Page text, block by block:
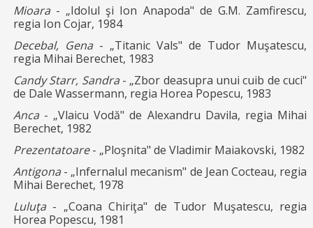
Mioara - „Idolul şi Ion Anapoda" de G.M. Zamfirescu,
regia Ion Cojar, 1984
Decebal, Gena - „Titanic Vals" de Tudor Muşatescu,
regia Mihai Berechet, 1983
Candy Starr, Sandra- „Zbor deasupra unui cuib de cuci"
de Dale Wassermann, regia Horea Popescu, 1983
Anca - „Vlaicu Vodă" de Alexandru Davila, regia Mihai
Berechet, 1982
Prezentatoare- „Ploşnita" de Vladimir Maiakovski, 1982
Antigona - „Infernalul mecanism" de Jean Cocteau, regia
Mihai Berechet, 1978
Luluţa- „Coana Chiriţa" de Tudor Muşatescu, regia
Horea Popescu, 1981